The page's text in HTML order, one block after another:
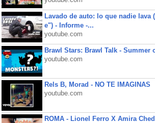
Lavado de auto: lo que nadie lava
e") - Informe -...
youtube.com
Brawl Stars: Brawl Talk - Summer
youtube.com
Rels B, Morad - NO TE IMAGINAS
youtube.com
ROMA - Lionel Ferro X Amira